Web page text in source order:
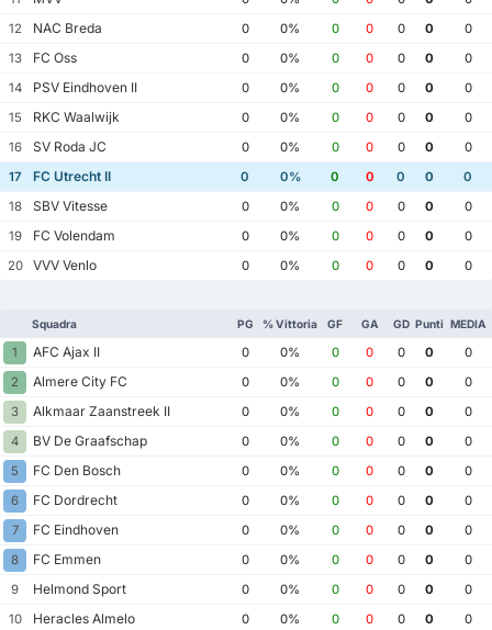
12
NAC Breda 0 0% 0 0 0 0
0
13
FC Oss 0 0% 0 0 0 0
0
14
PSV Eindhoven II 0 0% 0 0 0 0
0
15
RKC Waalwijk 0 0% 0 0 0 0
0
16
SV Roda JC 0 0% 0 0 0 0
0
17
FC Utrecht II 0 0% 0 0 0 0
0
18
SBV Vitesse 0 0% 0 0 0 0
0
19
FC Volendam 0 0% 0 0 0 0
0
20
VVV Venlo 0 0% 0 0 0 0 0
Squadra PG % Vittoria GF GA GD Punti MEDIA
1 AFC Ajax II 0 0% 0 0 0 0
0
2
Almere City FC 0 0% 0 0 0 0
0
3
Alkmaar Zaanstreek II 0 0% 0 0 0 0
0
4
BV De Graafschap 0 0% 0 0 0 0
0
5
FC Den Bosch 0 0% 0 0 0 0
0
6
FC Dordrecht 0 0% 0 0 0 0
0
7
FC Eindhoven 0 0% 0 0 0 0
0
8
FC Emmen 0 0% 0 0 0 0
0
9
Helmond Sport 0 0% 0 0 0 0
0
10
Heracles Almelo 0 0% 0 0 0 0
0